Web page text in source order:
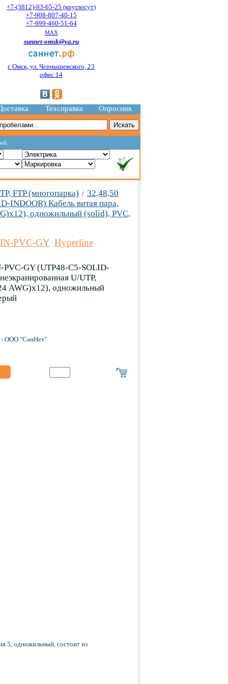
+7-(3812)-93-65-25 (круглосут)
+7-908-807-40-15
+7-999-460-51-64
MAX
sunnet-omsk@ya.ru
г. Омск, ул. Чернышевского, 23
офис 14
Техсправка Опросник
FTP (многопарка) / 32,48,50
INDOOR) Кабель витая пара,
одножильный (solid), PVC,
PVC-GY Hyperline
GY (UTP48-C5-SOLID-
U/UTP,
AWG)х12), одножильный
- ООО "СанНет"
5, одножильный, cостоит из